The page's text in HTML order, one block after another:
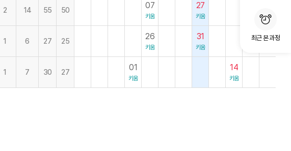
최근 본 과정
2 14 55 50 07
키움
27
키움
1 6 27 25 26
키움
31
키움
1 7 30 27 01
키움
14
키움